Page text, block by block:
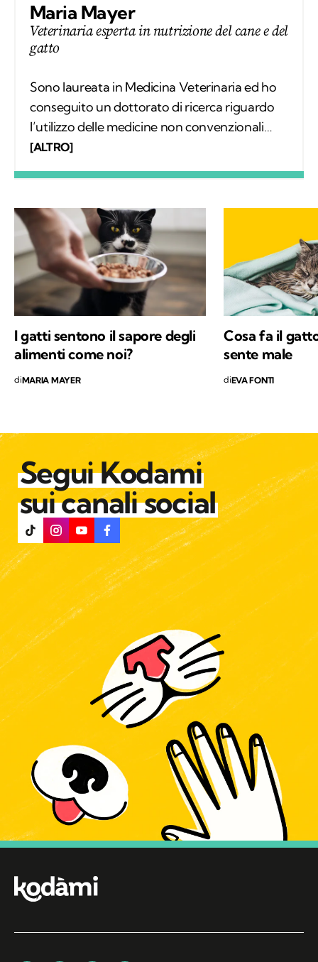
Maria Mayer
Veterinaria esperta in nutrizione del cane e del
gatto
Sono laureata in Medicina Veterinaria ed ho
conseguito un dottorato di ricerca riguardo
l’utilizzo delle medicine non convenzionali
negli allevamenti biologici. Il mio percorso di
secondi in PNEI e Scienze dalla Cura
Integrata.
[ALTRO]
I gatti sentono il sapore degli
alimenti come noi?
diMARIA MAYER
Cosa fa il
sente male
diEVA FONTI
Segui Kodami
sui canali social